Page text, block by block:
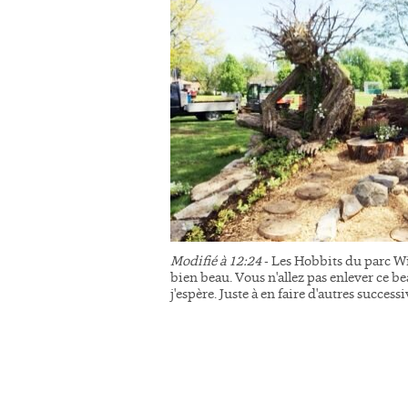
Modifié à 12:24- Les Hobbits du parc
bien beau. Vous n'allez pas enlever ce
j'espère. Juste à en faire d'autres